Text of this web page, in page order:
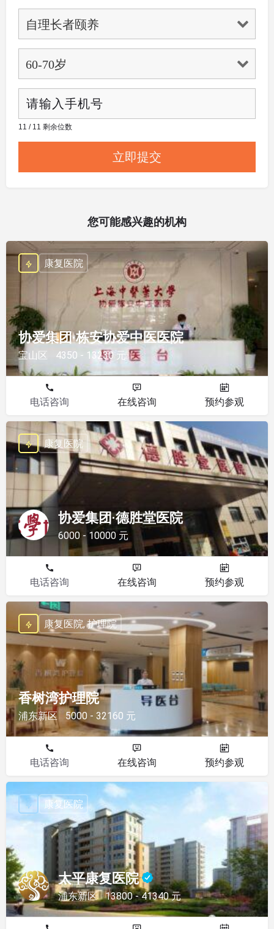
11 / 11 剩余位数
您可能感兴趣的机构
协爱集团·栋安协爱中医医院
宝山区 4350 - 13230 元
康复医院
电话咨询 在线咨询 预约参观
协爱集团·德胜堂医院
6000 - 10000 元
康复医院
电话咨询 在线咨询 预约参观
香树湾护理院
浦东新区 5000 - 32160 元
康复医院, 护理院
电话咨询 在线咨询 预约参观
太平康复医院
浦东新区 13800 - 41340 元
康复医院